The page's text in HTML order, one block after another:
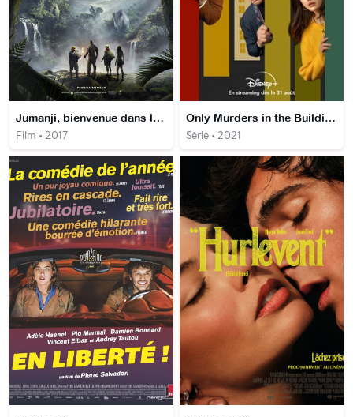
Jumanji, bienvenue dans la jungle
Film • 2017
Only Murders in the Building
Série • 2021